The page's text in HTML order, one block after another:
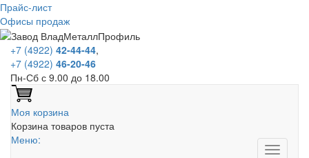
Прайс-лист
Офисы продаж
+7 (4922) 42-44-44,
+7 (4922) 46-20-46
Пн-Сб с 9.00 до 18.00
Моя корзина
Корзина товаров пуста
Меню: